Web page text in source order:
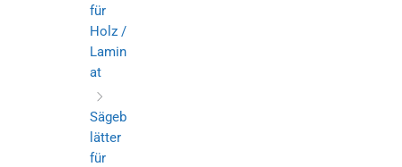
für
Holz /
Lamin
at
Sägeb
lätter
für